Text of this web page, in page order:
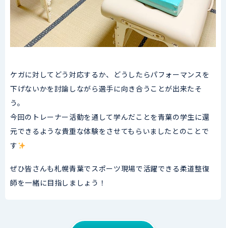
ケガに対してどう対応するか、どうしたらパフォーマンスを
下げないかを討論しながら選手に向き合うことが出来たそ
う。
今回のトレーナー活動を通して学んだことを青葉の学生に還
元できるような貴重な体験をさせてもらいましたとのことで
す
ぜひ皆さんも札幌青葉でスポーツ現場で活躍できる柔道整復
師を一緒に目指しましょう！